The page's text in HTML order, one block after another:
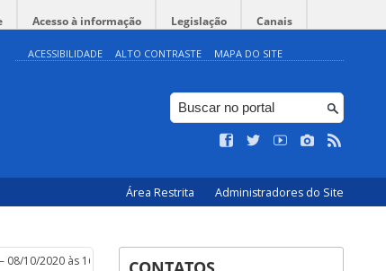
Acesso à informação Legislação Canais
ACESSIBILIDADE ALTO CONTRASTE MAPA DO SITE
Área Restrita Administradores do Site
10/2020 às 16h:00m